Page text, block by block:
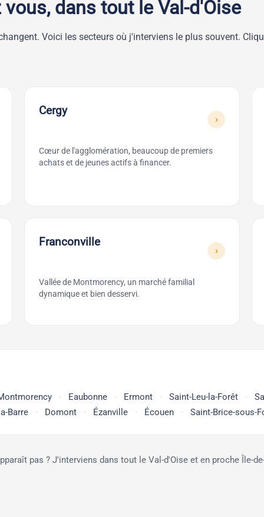
dans tout le Val-d'Oise
Voici les secteurs où j'interviens le plus souvent.
Cergy
›
Cœur de l'agglomération, beaucoup de premiers
achats et de jeunes actifs à financer.
Franconville
›
Vallée de Montmorency, un marché familial
dynamique et bien desservi.
Eaubonne Ermont Saint-Leu-la-Forêt
Barre
Domont Ézanville Écouen Saint-Brice-sous-
pas ? J'interviens dans tout le Val-d'Oise et en proche Île-